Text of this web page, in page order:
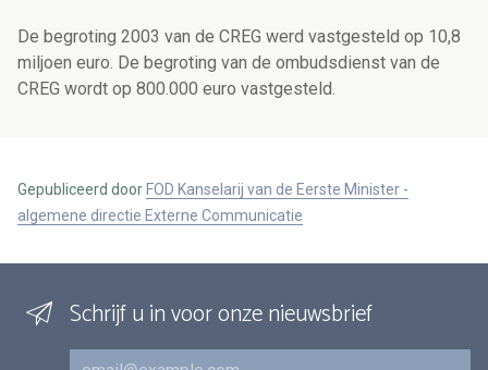
De begroting 2003 van de CREG werd vastgesteld op 10,8
miljoen euro. De begroting van de ombudsdienst van de
CREG wordt op 800.000 euro vastgesteld.
Gepubliceerd door FOD Kanselarij van de Eerste Minister -
algemene directie Externe Communicatie
Schrijf u in voor onze nieuwsbrief
E-mail